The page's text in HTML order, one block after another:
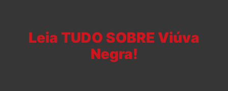
Leia TUDO SOBRE Viúva
Negra!